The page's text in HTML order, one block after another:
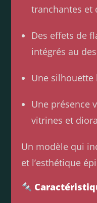
tranchantes et
Des effets de
intégrés au
Une
Une présence
vitrines et
Un modèle qui
et l’esthétique